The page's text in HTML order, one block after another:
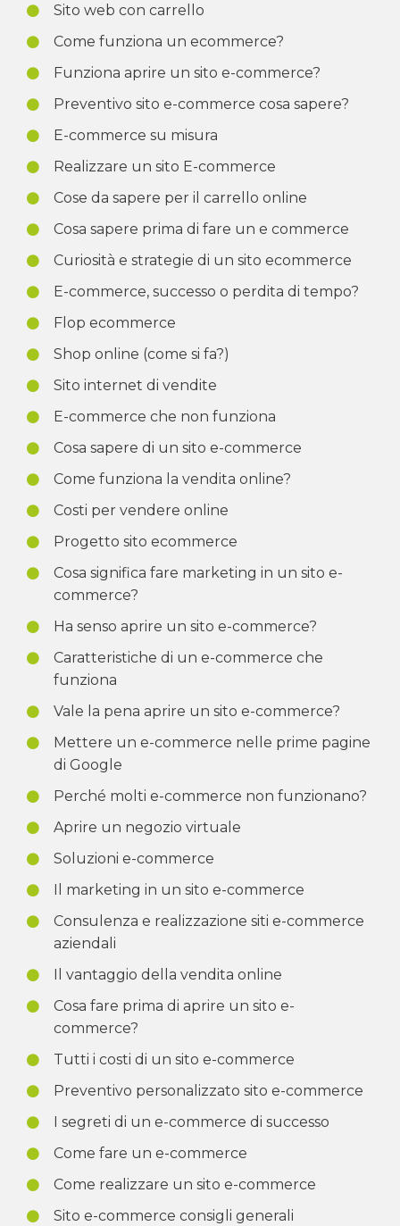
Sito web con carrello
Come funziona un ecommerce?
Funziona aprire un sito e-commerce?
Preventivo sito e-commerce cosa sapere?
E-commerce su misura
Realizzare un sito E-commerce
Cose da sapere per il carrello online
Cosa sapere prima di fare un e commerce
Curiosità e strategie di un sito ecommerce
E-commerce, successo o perdita di tempo?
Flop ecommerce
Shop online (come si fa?)
Sito internet di vendite
E-commerce che non funziona
Cosa sapere di un sito e-commerce
Come funziona la vendita online?
Costi per vendere online
Progetto sito ecommerce
Cosa significa fare marketing in un sito e-
commerce?
Ha senso aprire un sito e-commerce?
Caratteristiche di un e-commerce che
funziona
Vale la pena aprire un sito e-commerce?
Mettere un e-commerce nelle prime pagine
di Google
Perché molti e-commerce non funzionano?
Aprire un negozio virtuale
Soluzioni e-commerce
Il marketing in un sito e-commerce
Consulenza e realizzazione siti e-commerce
aziendali
Il vantaggio della vendita online
Cosa fare prima di aprire un sito e-
commerce?
Tutti i costi di un sito e-commerce
Preventivo personalizzato sito e-commerce
I segreti di un e-commerce di successo
Come fare un e-commerce
Come realizzare un sito e-commerce
Sito e-commerce consigli generali